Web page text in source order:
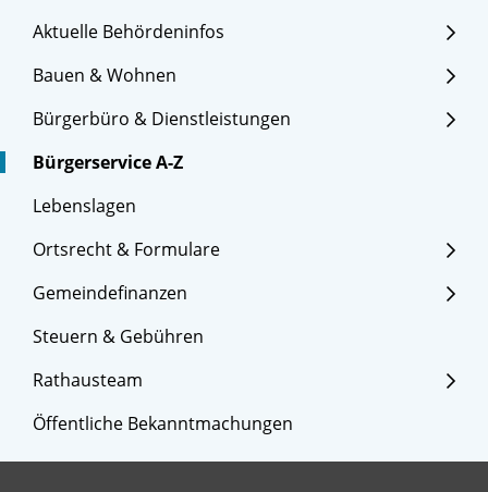
Aktuelle Behördeninfos
Bauen & Wohnen
Bürgerbüro & Dienstleistungen
Bürgerservice A-Z
Lebenslagen
Ortsrecht & Formulare
Gemeindefinanzen
Steuern & Gebühren
Rathausteam
Öffentliche Bekanntmachungen